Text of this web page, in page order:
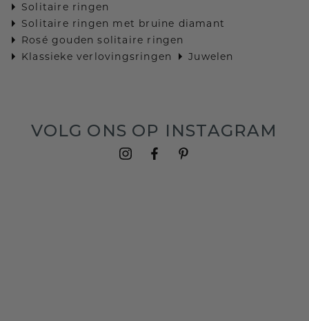
Solitaire ringen
Solitaire ringen met bruine diamant
Rosé gouden solitaire ringen
Klassieke verlovingsringen
Juwelen
VOLG ONS OP INSTAGRAM